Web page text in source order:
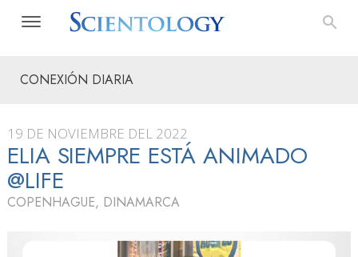
CONEXIÓN DIARIA
19 DE NOVIEMBRE DEL 2022
ELIA SIEMPRE ESTÁ ANIMADO
@LIFE
COPENHAGUE, DINAMARCA